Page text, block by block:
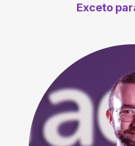
Exceto